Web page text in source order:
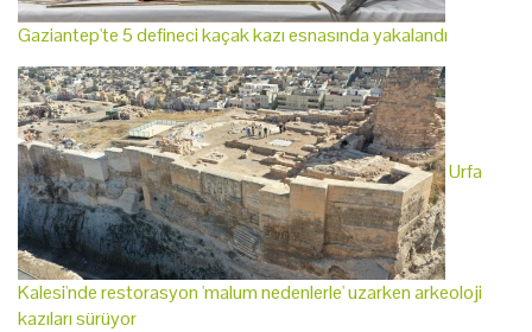
Gaziantep'te 5 defineci kaçak kazı esnasında yakalandı
Urfa
Kalesi'nde restorasyon 'malum nedenlerle' uzarken arkeoloji
kazıları sürüyor